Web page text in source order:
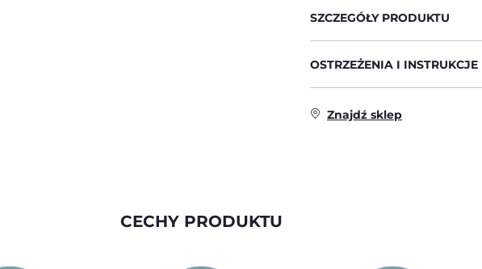
SZCZEGÓŁY PRODUKTU
OSTRZEŻENIA I INSTRUKCJE
Znajdź sklep
CECHY PRODUKTU